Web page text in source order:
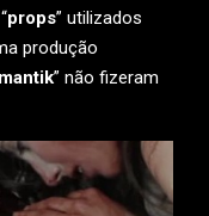
props” utilizados
produção
” não fizeram